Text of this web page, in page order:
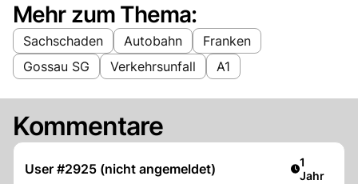
Mehr zum Thema:
Sachschaden Autobahn
Franken
Gossau SG
Verkehrsunfall A1
Kommentare
User #2925 (nicht angemeldet) Artikel
1
Jahr